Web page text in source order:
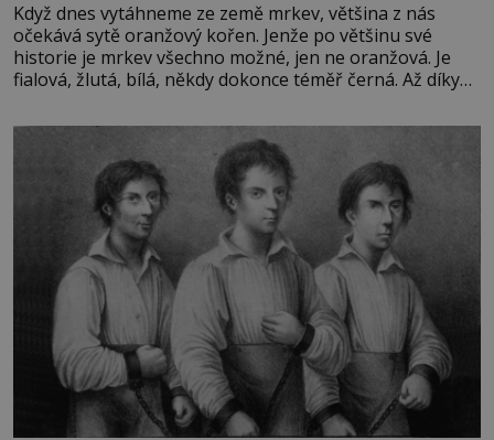
Když dnes vytáhneme ze země mrkev, většina z nás
očekává sytě oranžový kořen. Jenže po většinu své
historie je mrkev všechno možné, jen ne oranžová. Je
fialová, žlutá, bílá, někdy dokonce téměř černá. Až díky
bez které si českou zahradu ani nedokážeme představit.